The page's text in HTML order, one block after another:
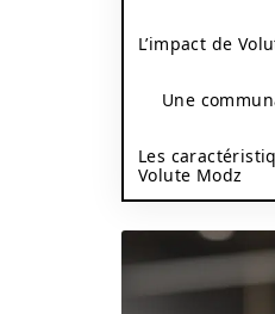
L’impact de
Une
Les
Volute Modz